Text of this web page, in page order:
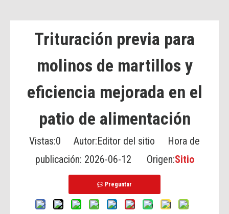
Trituración previa para
molinos de martillos y
eficiencia mejorada en el
patio de alimentación
Vistas:0 Autor:Editor del sitio Hora de
publicación: 2026-06-12 Origen:Sitio
Preguntar